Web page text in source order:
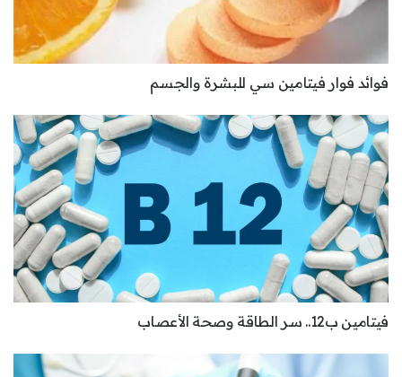
فوائد فوار فيتامين سي للبشرة والجسم
فيتامين ب12.. سر الطاقة وصحة الأعصاب